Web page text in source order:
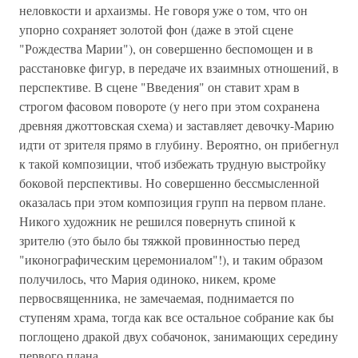
неловкости и архаизмы. Не говоря уже о том, что он
упорно сохраняет золотой фон (даже в этой сцене
"Рождества Марии"), он совершенно беспомощен и в
расстановке фигур, в передаче их взаимных отношений, в
перспективе. В сцене "Введения" он ставит храм в
строгом фасовом повороте (у него при этом сохранена
древняя джоттовская схема) и заставляет девочку-Mарию
идти от зрителя прямо в глубину. Вероятно, он прибегнул
к такой композиции, чтоб избежать трудную выстройку
боковой перспективы. Но совершенно бессмысленной
оказалась при этом композиция групп на первом плане.
Никого художник не решился повернуть спиной к
зрителю (это было бы тяжкой провинностью перед
"иконографическим церемониалом"!), и таким образом
получилось, что Мария одиноко, никем, кроме
первосвященника, не замечаемая, поднимается по
ступеням храма, тогда как все остальное собрание как бы
поглощено дракой двух собачонок, занимающих середину